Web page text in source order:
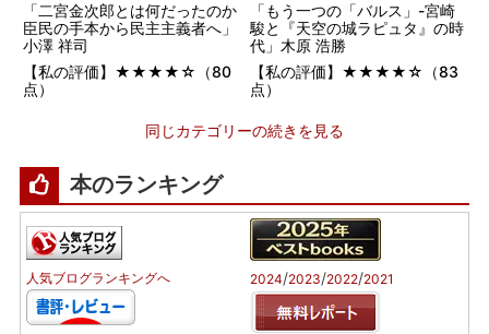
「二宮金次郎とは何だったのか
臣民の手本から民主主義者へ」
小澤 祥司
【私の評価】★★★★☆（80
点）
「もう一つの「バルス」-宮崎
駿と『天空の城ラピュタ』の時
代」木原 浩勝
【私の評価】★★★★☆（83
点）
同じカテゴリーの続きを見る
本のランキング
人気ブログランキングへ 2024/2023/2022/2021